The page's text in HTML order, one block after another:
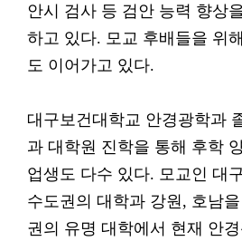
안시 검사 등 검안 능력 향상
하고 있다. 모교 후배들을 위
도 이어가고 있다.
대구보건대학교 안경광학과
과 대학원 진학을 통해 후학
업생도 다수 있다. 모교인 대
수도권의 대학과 강원, 호남
권의 유명 대학에서 현재 안